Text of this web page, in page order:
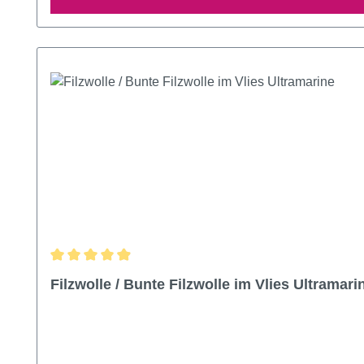
Durchschnittliche Bewertung von 4.93 von 5 Sternen
Filzwolle / Bunte Filzwolle im Vlies